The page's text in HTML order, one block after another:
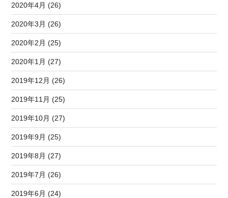
2020年4月 (26)
2020年3月 (26)
2020年2月 (25)
2020年1月 (27)
2019年12月 (26)
2019年11月 (25)
2019年10月 (27)
2019年9月 (25)
2019年8月 (27)
2019年7月 (26)
2019年6月 (24)